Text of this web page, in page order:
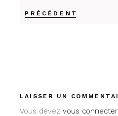
PRÉCÉDENT
LAISSER UN
Vous devezvous connecter